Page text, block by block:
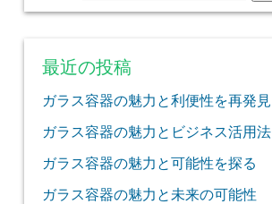
最近の投稿
ガラス容器の魅力と利便性を再発見
ガラス容器の魅力とビジネス活用法
ガラス容器の魅力と可能性を探る
ガラス容器の魅力と未来の可能性